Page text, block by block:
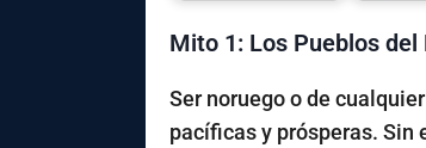
Mito 1: Los Pueblos
Ser noruego o de
pacíficas y prósperas. Sin